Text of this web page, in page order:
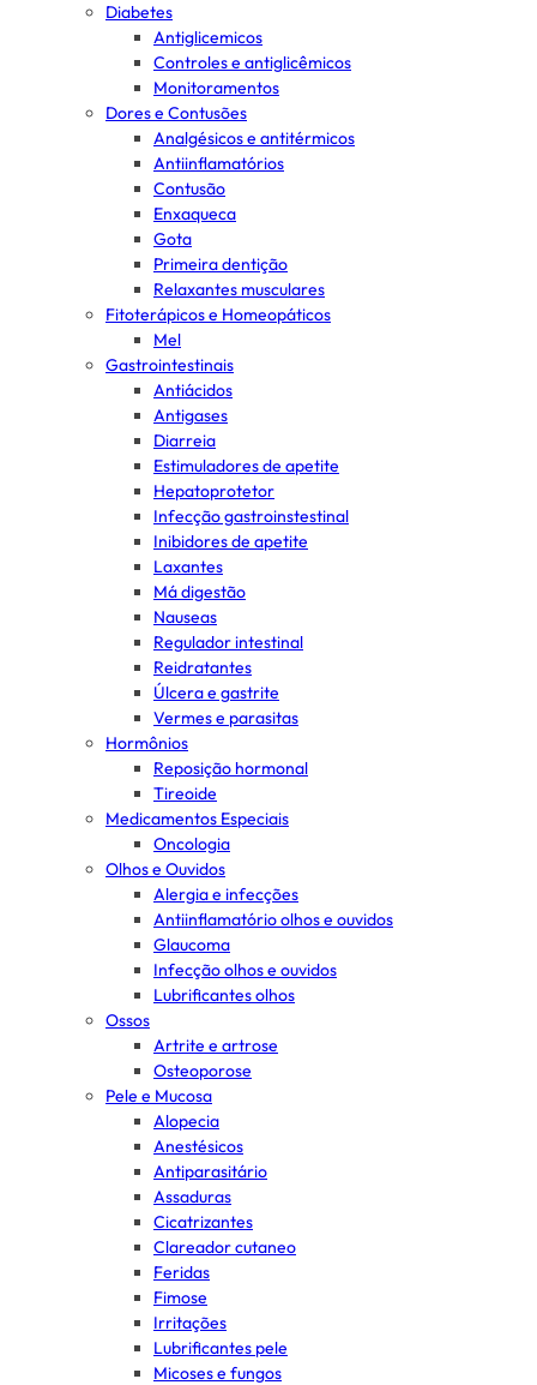
Diabetes
Antiglicemicos
Controles e antiglicêmicos
Monitoramentos
Dores e Contusões
Analgésicos e antitérmicos
Antiinflamatórios
Contusão
Enxaqueca
Gota
Primeira dentição
Relaxantes musculares
Fitoterápicos e Homeopáticos
Mel
Gastrointestinais
Antiácidos
Antigases
Diarreia
Estimuladores de apetite
Hepatoprotetor
Infecção gastroinstestinal
Inibidores de apetite
Laxantes
Má digestão
Nauseas
Regulador intestinal
Reidratantes
Úlcera e gastrite
Vermes e parasitas
Hormônios
Reposição hormonal
Tireoide
Medicamentos Especiais
Oncologia
Olhos e Ouvidos
Alergia e infecções
Antiinflamatório olhos e ouvidos
Glaucoma
Infecção olhos e ouvidos
Lubrificantes olhos
Ossos
Artrite e artrose
Osteoporose
Pele e Mucosa
Alopecia
Anestésicos
Antiparasitário
Assaduras
Cicatrizantes
Clareador cutaneo
Feridas
Fimose
Irritações
Lubrificantes pele
Micoses e fungos